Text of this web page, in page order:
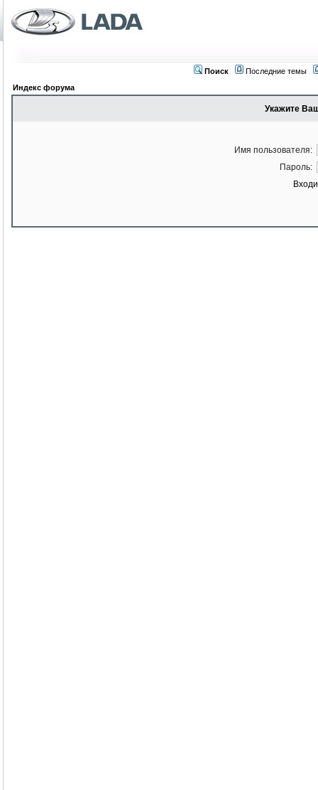
Поиск
Последние темы
Индекс форума
Укажите
Имя пользователя:
Пароль: